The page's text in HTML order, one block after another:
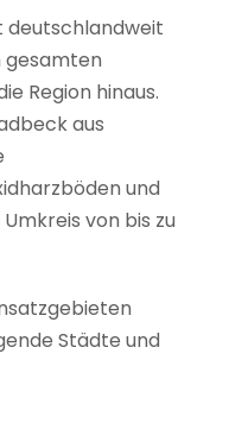
deutschlandweit
gesamten
Region hinaus.
aus
und
von bis zu
Städte und